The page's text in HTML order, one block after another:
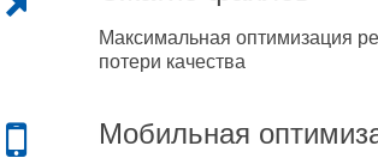
Максимальная оптимизация
потери качества
Мобильная